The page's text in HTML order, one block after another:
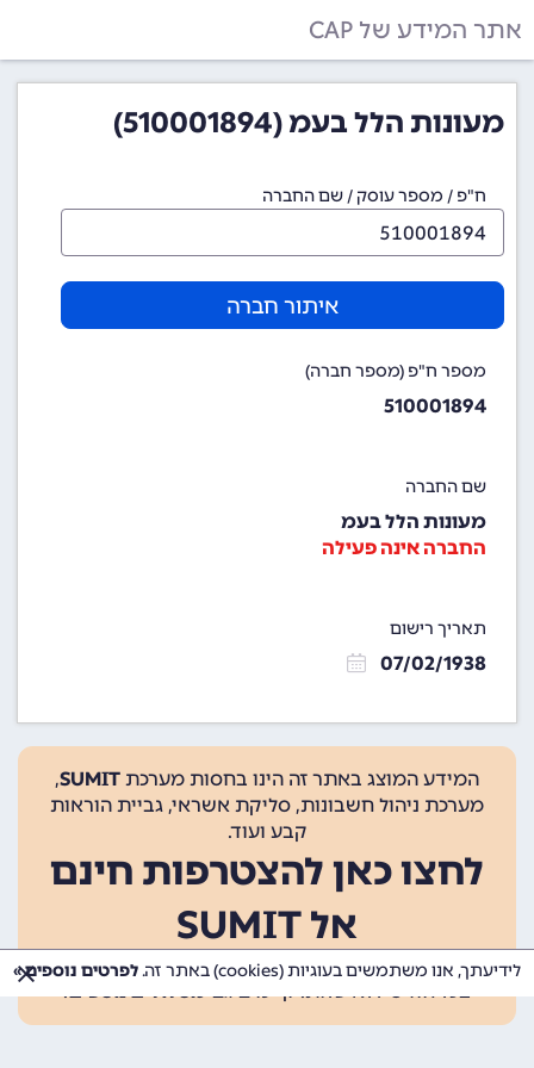
אתר המידע של CAP
מעונות הלל בעמ (510001894)
ח"פ / מספר עוסק / שם החברה
איתור חברה
מספר ח"פ (מספר חברה)
510001894
שם החברה
מעונות הלל בעמ
החברה אינה פעילה
תאריך רישום
07/02/1938
המידע המוצג באתר זה הינו בחסות מערכת SUMIT
,
מערכת ניהול חשבונות, סליקת אשראי, גביית הוראות
קבע ועוד.
לחצו כאן להצטרפות חינם
אל SUMIT
ההצטרפות אינה כרוכה בתשלום, ומאפשרת 10 פעולות
בכל חודש ללא עלות. קיימים גםמסלולים נוספים.
לידיעתך, אנו משתמשים בעוגיות (cookies) באתר זה. לפרטים נוספים »